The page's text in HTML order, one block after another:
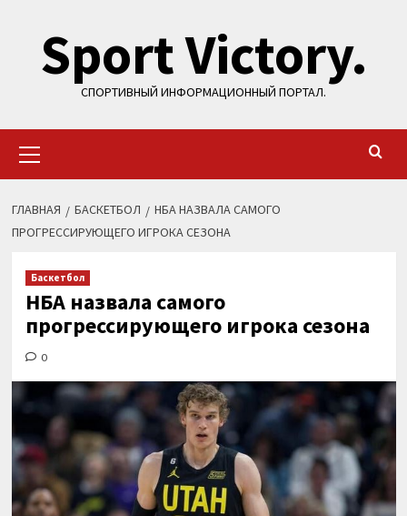
содержимому
Sport Victory.
СПОРТИВНЫЙ ИНФОРМАЦИОННЫЙ ПОРТАЛ.
меню
ГЛАВНАЯ БАСКЕТБОЛ
НБА НАЗВАЛА САМОГО
ПРОГРЕССИРУЮЩЕГО ИГРОКА СЕЗОНА
Баскетбол
НБА назвала самого
прогрессирующего игрока сезона
0